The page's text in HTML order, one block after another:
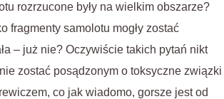
rozrzucone były na wielkim obszarze?
fragmenty samolotu mogły zostać
– już nie? Oczywiście takich pytań nikt
zostać posądzonym o toksyczne związki
co jak wiadomo, gorsze jest od